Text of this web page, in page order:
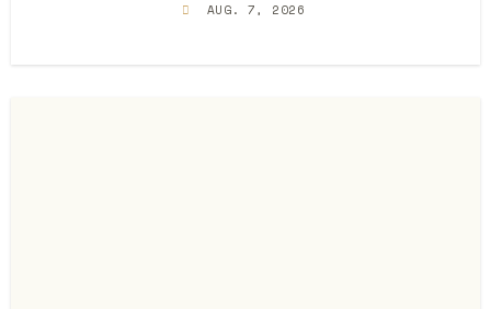
AUG. 7, 2026